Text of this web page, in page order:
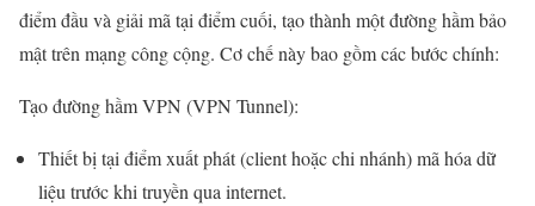
điểm đầu và giải mã tại điểm cuối, tạo thành một đường hầm bảo
mật trên mạng công cộng. Cơ chế này bao gồm các bước chính:
Tạo đường hầm VPN (VPN Tunnel):
Thiết bị tại điểm xuất phát (client hoặc chi nhánh) mã hóa dữ
liệu trước khi truyền qua internet.